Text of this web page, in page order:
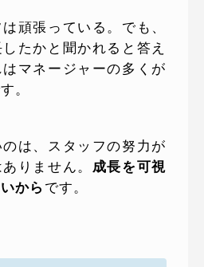
頑張っている。でも、
たかと聞かれると答え
マネージャーの多くが
。
は、スタッフの努力が
りません。 成長を可視
から です。